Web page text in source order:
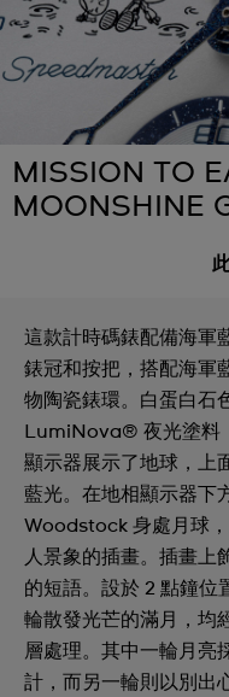
MISSION TO
MOONSHINE
這款計時碼錶配備海軍
錶冠和按把，搭配海
物陶瓷錶環。白蛋白石
LumiNova® 夜光塗料
顯示器展示了地球，上
藍光。在地相顯示器下
Woodstock 身處月球
人景象的插畫。插畫上
的短語。設於 2 點鐘位
輪散發光芒的滿月，
層處理。其中一輪月亮
計，而另一輪則以別出